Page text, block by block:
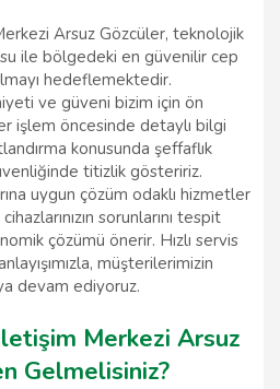
Arsuz Gözcüler, teknolojik
ile bölgedeki en güvenilir cep
hedeflemektedir.
ve güveni bizim için ön
işlem öncesinde detaylı bilgi
konusunda şeffaflık
titizlik gösteririz.
uygun çözüm odaklı hizmetler
sorunlarını tespit
çözümü önerir. Hızlı servis
müşterilerimizin
devam ediyoruz.
Merkezi Arsuz
Gelmelisiniz?